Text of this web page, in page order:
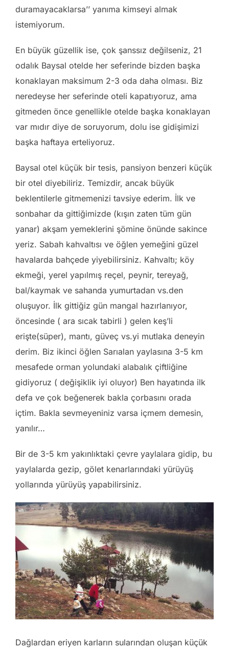
duramayacaklarsa’’ yanıma kimseyi almak
istemiyorum.
En büyük güzellik ise, çok şanssız değilseniz, 21
odalık Baysal otelde her seferinde bizden başka
konaklayan maksimum 2-3 oda daha olması. Biz
neredeyse her seferinde oteli kapatıyoruz, ama
gitmeden önce genellikle otelde başka konaklayan
var mıdır diye de soruyorum, dolu ise gidişimizi
başka haftaya erteliyoruz.
Baysal otel küçük bir tesis, pansiyon benzeri küçük
bir otel diyebiliriz. Temizdir, ancak büyük
beklentilerle gitmemenizi tavsiye ederim. İlk ve
sonbahar da gittiğimizde (kışın zaten tüm gün
yanar) akşam yemeklerini şömine önünde sakince
yeriz. Sabah kahvaltısı ve öğlen yemeğini güzel
havalarda bahçede yiyebilirsiniz. Kahvaltı; köy
ekmeği, yerel yapılmış reçel, peynir, tereyağ,
bal/kaymak ve sahanda yumurtadan vs.den
oluşuyor. İlk gittiğiz gün mangal hazırlanıyor,
öncesinde ( ara sıcak tabirli ) gelen keş’li
erişte(süper), mantı, güveç vs.yi mutlaka deneyin
derim. Biz ikinci öğlen Sarıalan yaylasına 3-5 km
mesafede orman yolundaki alabalık çiftliğine
gidiyoruz ( değişiklik iyi oluyor) Ben hayatında ilk
defa ve çok beğenerek bakla çorbasını orada
içtim. Bakla sevmeyeniniz varsa içmem demesin,
yanılır…
Bir de 3-5 km yakınlıktaki çevre yaylalara gidip, bu
yaylalarda gezip, gölet kenarlarındaki yürüyüş
yollarında yürüyüş yapabilirsiniz.
Dağlardan eriyen karların sularından oluşan küçük